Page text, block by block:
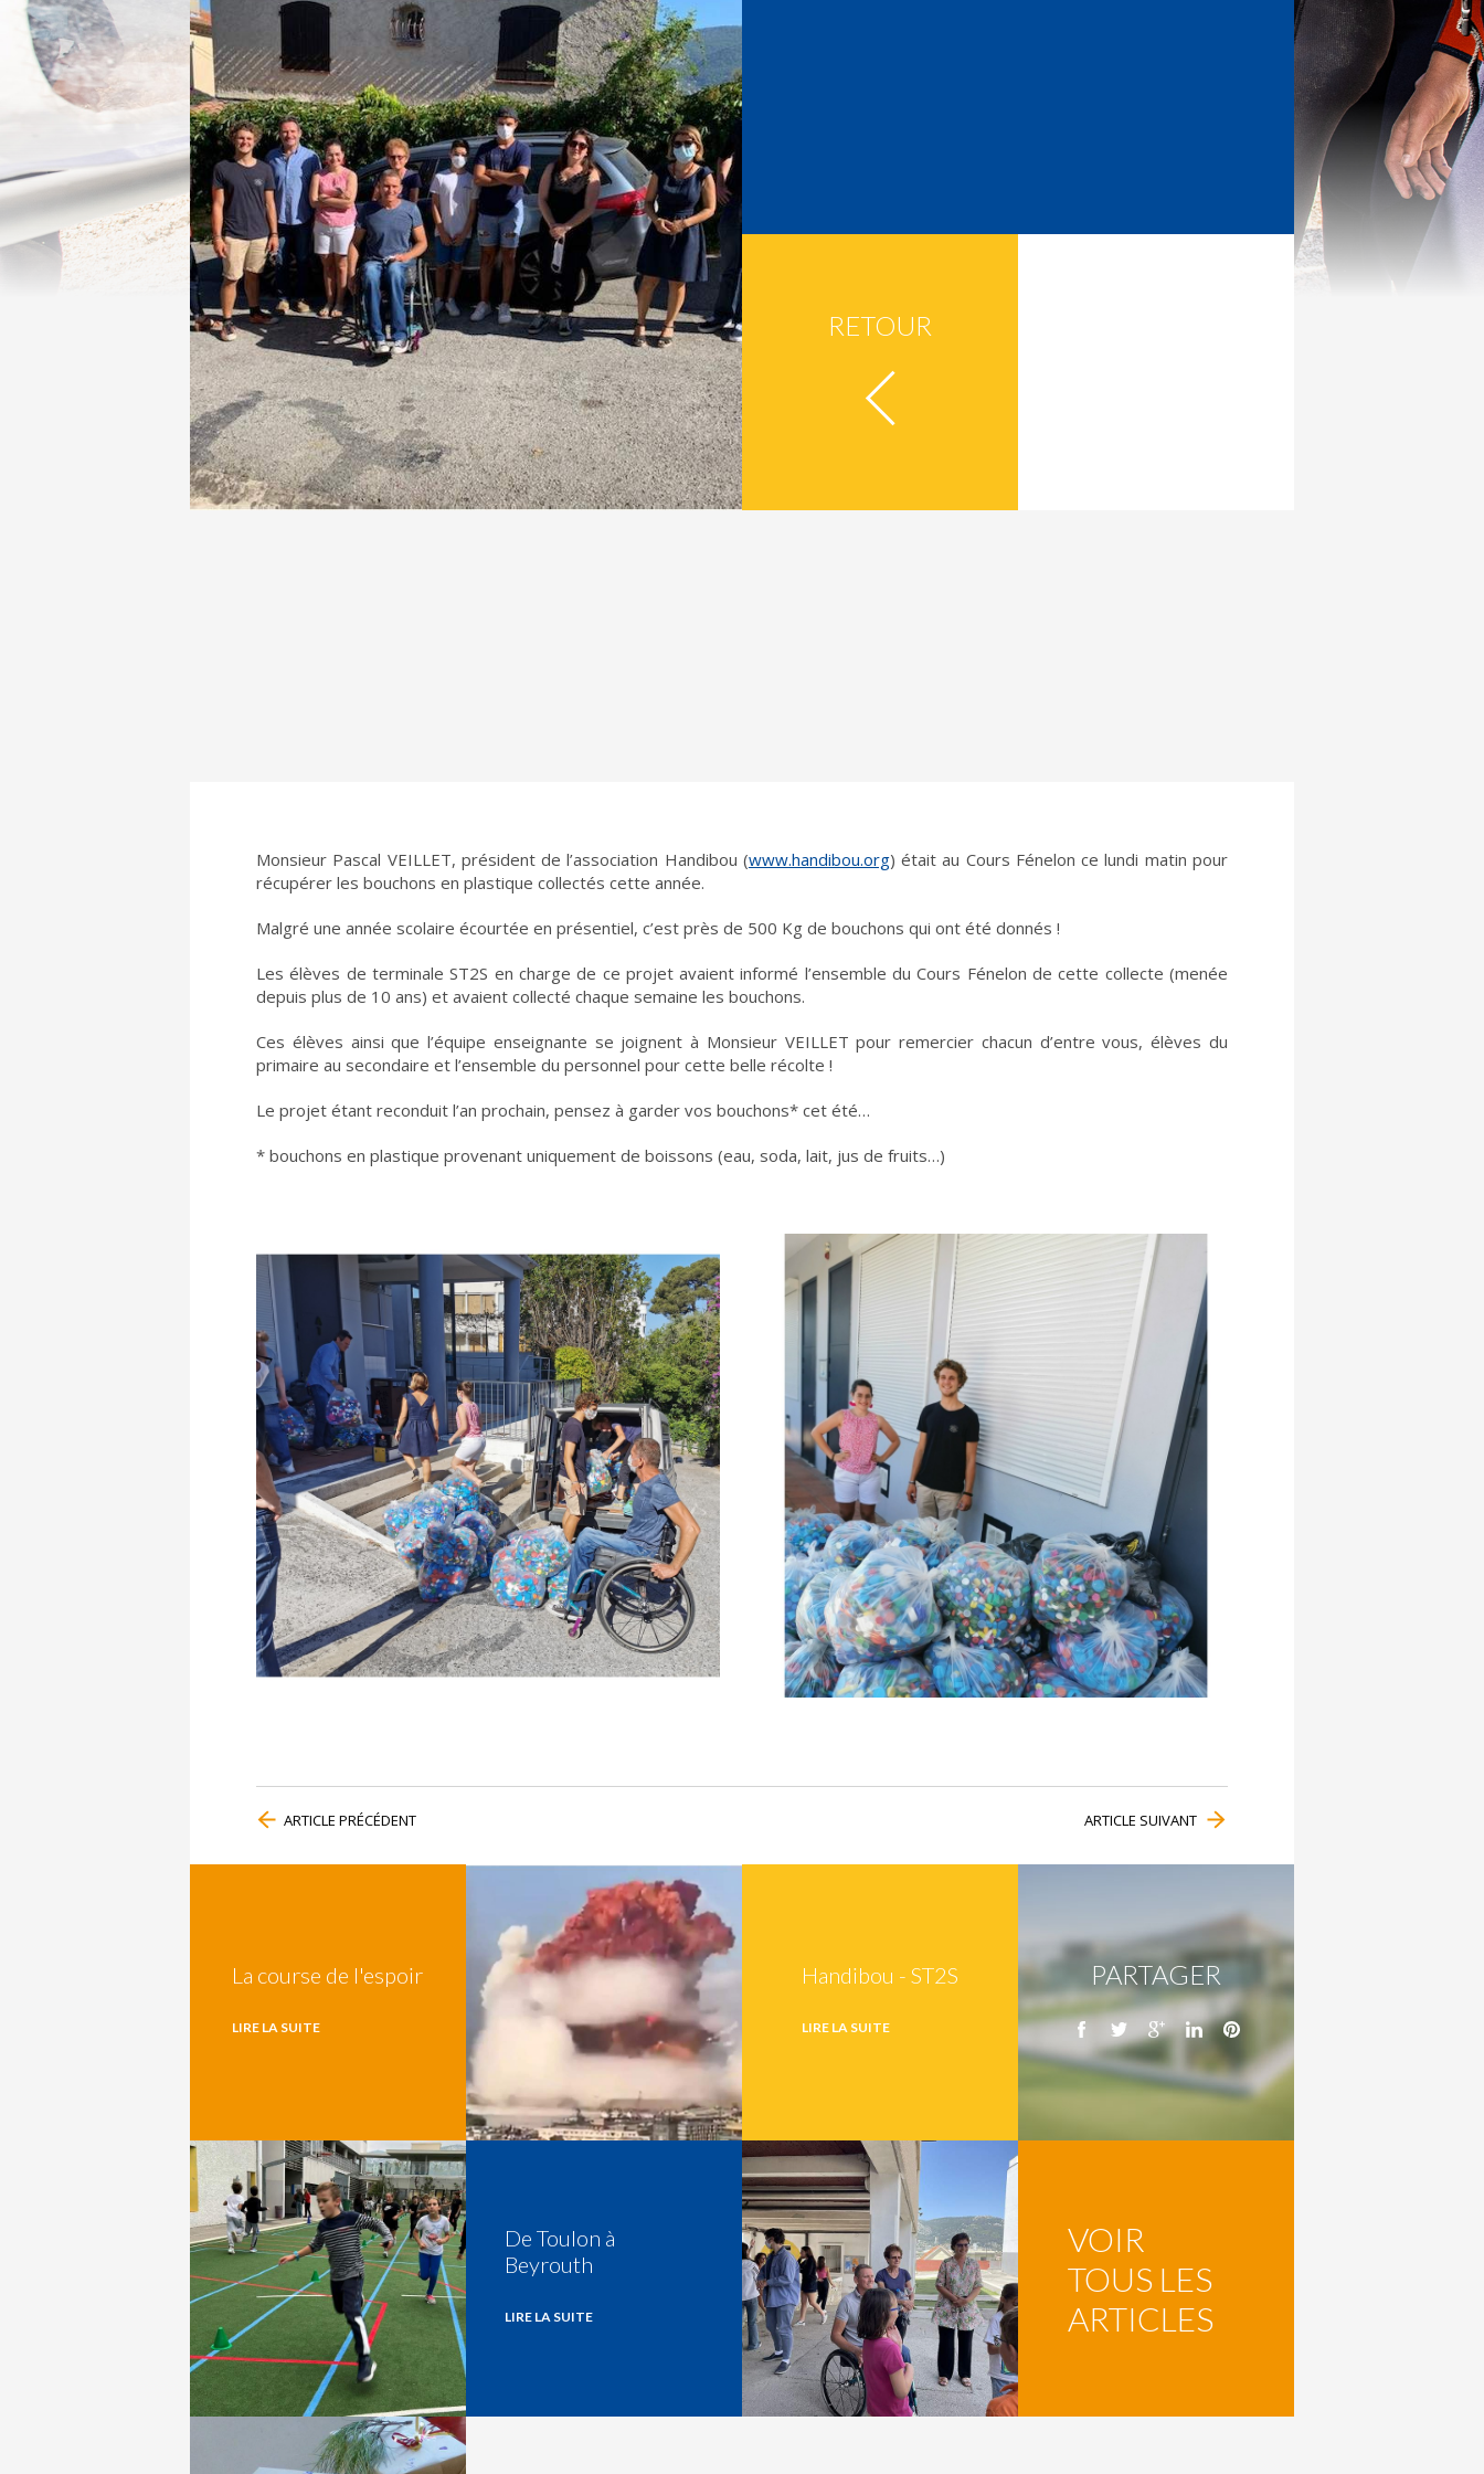
RETOUR
Monsieur Pascal VEILLET, président de l’association Handibou (www.handibou.org) était au Cours Fénelon ce lundi matin pour
récupérer les bouchons en plastique collectés cette année.
Malgré une année scolaire écourtée en présentiel, c’est près de 500 Kg de bouchons qui ont été donnés !
Les élèves de terminale ST2S en charge de ce projet avaient informé l’ensemble du Cours Fénelon de cette collecte (menée
depuis plus de 10 ans) et avaient collecté chaque semaine les bouchons.
Ces élèves ainsi que l’équipe enseignante se joignent à Monsieur VEILLET pour remercier chacun d’entre vous, élèves du
primaire au secondaire et l’ensemble du personnel pour cette belle récolte !
Le projet étant reconduit l’an prochain, pensez à garder vos bouchons* cet été…
* bouchons en plastique provenant uniquement de boissons (eau, soda, lait, jus de fruits…)
ARTICLE PRÉCÉDENT ARTICLE SUIVANT
La course de l'espoir
LIRE LA SUITE
De Toulon à
Beyrouth
LIRE LA SUITE
Handibou - ST2S
LIRE LA SUITE
PARTAGER
VOIR
TOUS LES
ARTICLES